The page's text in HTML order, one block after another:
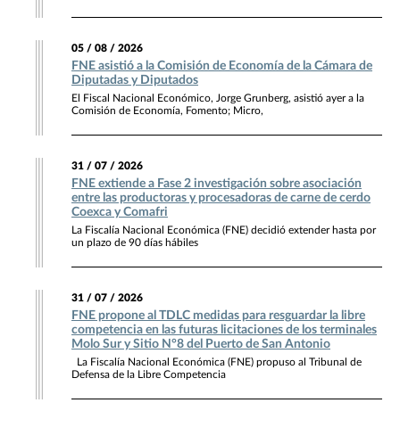
05 / 08 / 2026
FNE asistió a la Comisión de Economía de la Cámara de
Diputadas y Diputados
El Fiscal Nacional Económico, Jorge Grunberg, asistió ayer a la
Comisión de Economía, Fomento; Micro,
31 / 07 / 2026
FNE extiende a Fase 2 investigación sobre asociación
entre las productoras y procesadoras de carne de cerdo
Coexca y Comafri
La Fiscalía Nacional Económica (FNE) decidió extender hasta por
un plazo de 90 días hábiles
31 / 07 / 2026
FNE propone al TDLC medidas para resguardar la libre
competencia en las futuras licitaciones de los terminales
Molo Sur y Sitio N°8 del Puerto de San Antonio
La Fiscalía Nacional Económica (FNE) propuso al Tribunal de
Defensa de la Libre Competencia